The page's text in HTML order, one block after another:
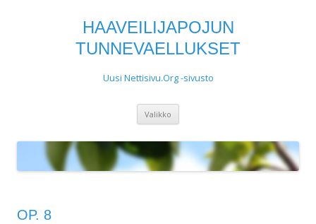
HAAVEILIJAPOJUN
TUNNEVAELLUKSET
Uusi Nettisivu.Org -sivusto
Valikko
OP. 8